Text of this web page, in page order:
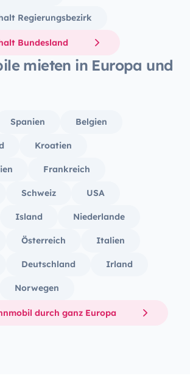
Regierungsbezirk
Bundesland
mieten in Europa und
Spanien Belgien
Kroatien
Frankreich
Schweiz USA
Island Niederlande
Österreich Italien
Deutschland Irland
Norwegen
durch ganz Europa